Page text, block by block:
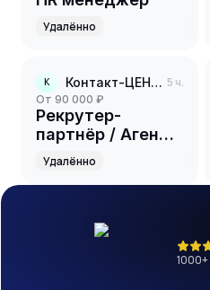
Удалённо
К Контакт-ЦЕНТР 5 ч.
от 90 000 ₽
Рекрутер-
партнёр / Агент
по подбору
персонала
Удалённо
1000